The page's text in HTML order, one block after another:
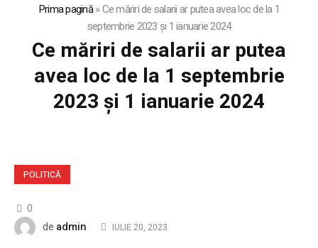
Prima pagină»Ce măriri de salarii ar putea avea loc de la 1
septembrie 2023 și 1 ianuarie 2024
Ce măriri de salarii ar putea
avea loc de la 1 septembrie
2023 și 1 ianuarie 2024
POLITICĂ
0
de admin IULIE 20, 2023